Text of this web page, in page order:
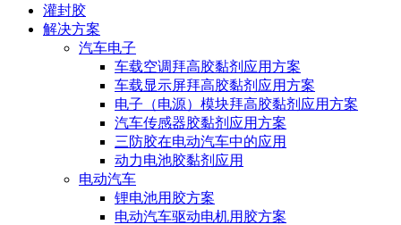
灌封胶
解决方案
汽车电子
车载空调拜高胶黏剂应用方案
车载显示屏拜高胶黏剂应用方案
电子（电源）模块拜高胶黏剂应用方案
汽车传感器胶黏剂应用方案
三防胶在电动汽车中的应用
动力电池胶黏剂应用
电动汽车
锂电池用胶方案
电动汽车驱动电机用胶方案